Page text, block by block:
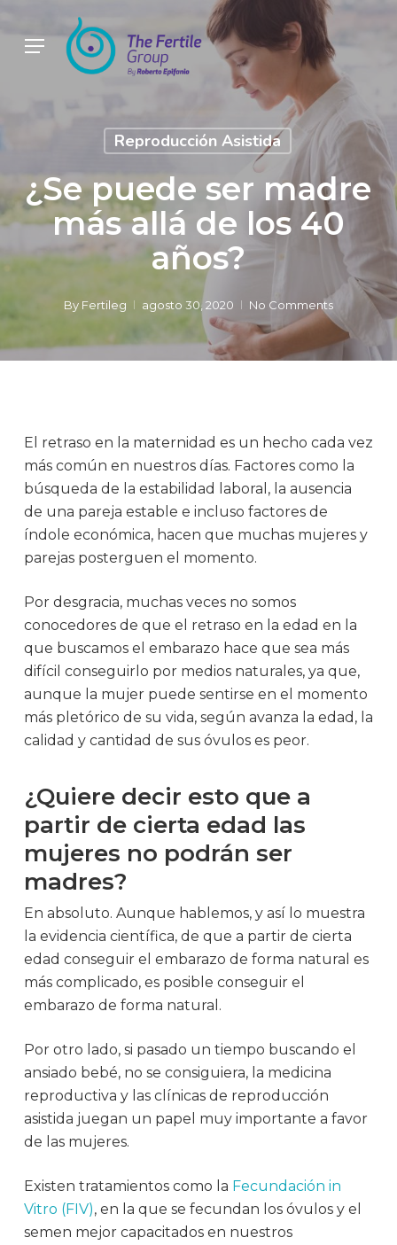
main
Menu
Reproducción Asistida
¿Se puede ser madre
más allá de los 40
años?
By Fertileg agosto 30, 2020 No Comments
El retraso en la maternidad es un hecho cada vez
más común en nuestros días. Factores como la
búsqueda de la estabilidad laboral, la ausencia
de una pareja estable e incluso factores de
índole económica, hacen que muchas mujeres y
parejas posterguen el momento.
Por desgracia, muchas veces no somos
conocedores de que el retraso en la edad en la
que buscamos el embarazo hace que sea más
difícil conseguirlo por medios naturales, ya que,
aunque la mujer puede sentirse en el momento
más pletórico de su vida, según avanza la edad, la
calidad y cantidad de sus óvulos es peor.
¿Quiere decir esto que a
partir de cierta edad las
mujeres no podrán ser
madres?
En absoluto. Aunque hablemos, y así lo muestra
la evidencia científica, de que a partir de cierta
edad conseguir el embarazo de forma natural es
más complicado, es posible conseguir el
embarazo de forma natural.
Por otro lado, si pasado un tiempo buscando el
ansiado bebé, no se consiguiera, la medicina
reproductiva y las clínicas de reproducción
asistida juegan un papel muy importante a favor
de las mujeres.
Existen tratamientos como la Fecundación in
Vitro (FIV), en la que se fecundan los óvulos y el
semen mejor capacitados en nuestros